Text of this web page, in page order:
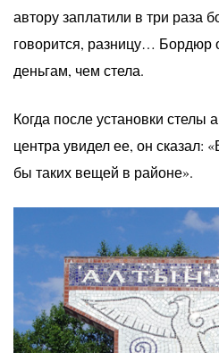
автору заплатили в три раза
говорится, разницу… Бордюр
деньгам, чем стела.
Когда после установки стелы
центра увидел ее, он сказал:
бы таких вещей в районе».